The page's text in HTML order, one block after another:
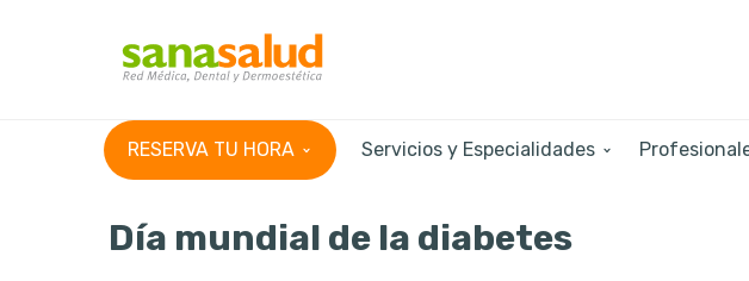
RESERVA TU HORA Servicios y Especialidades
Día mundial de la diabetes